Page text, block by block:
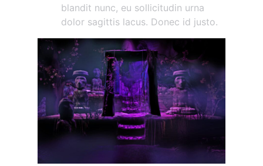
blandit nunc, eu sollicitudin urna
dolor sagittis lacus. Donec id justo.